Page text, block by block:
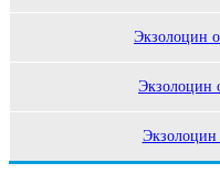
Экзолоцин
Экзолоцин
Экзолоцин